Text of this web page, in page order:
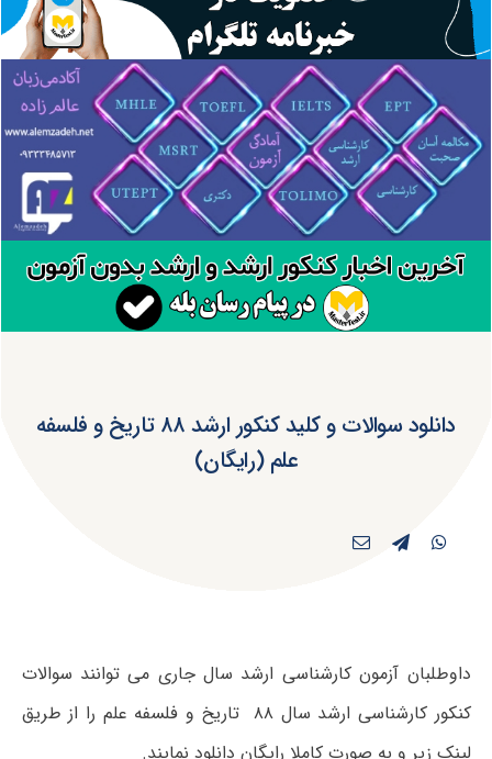
دانلود سوالات و کلید کنکور ارشد ۸۸ تاریخ و فلسفه
علم (رایگان)
داوطلبان آزمون کارشناسی ارشد سال جاری می توانند سوالات
کنکور کارشناسی ارشد سال ۸۸ تاریخ و فلسفه علم را از طریق
لینک زیر و به صورت کاملا رایگان دانلود نمایند.